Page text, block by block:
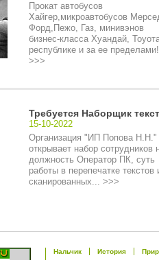
Прокат автобусов
Хайгер,микроавтобусов
Форд,Пежо, Газ, минивэнов
бизнес-класса Хуандай,
республике и за ее
>>>
Требуется Наборщик
15-10-2022
Организация "ИП Попова Н.Н."
открывает набор сотрудников
должность Оператор ПК, суть
работы в перепечатке текстов
сканированных... >>>
Нальчик История